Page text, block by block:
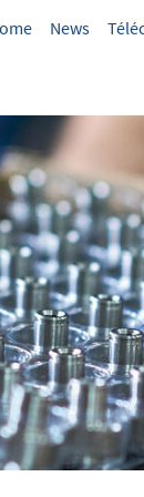
News